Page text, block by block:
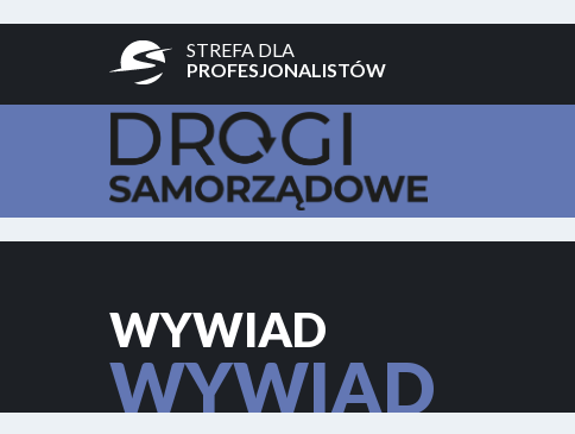
STREFA DLA
PROFESJONALISTÓW
WYWIAD
WYWIAD